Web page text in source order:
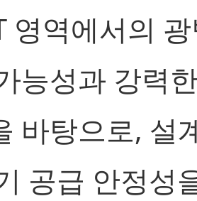
영역에서의
능성과 강력
바탕으로, 설
공급 안정성